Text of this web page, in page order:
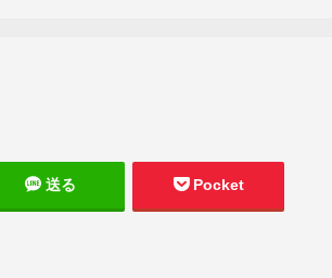
送る Pocket